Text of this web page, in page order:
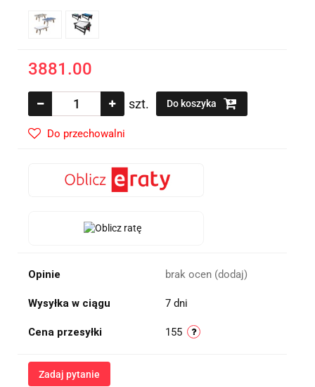
3881.00
szt. Do koszyka
Do przechowalni
Opinie brak ocen (dodaj)
Wysyłka w ciągu 7 dni
Cena przesyłki 155
Zadaj pytanie